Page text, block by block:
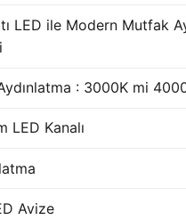
LED ile Modern Mutfak
Aydınlatma : 3000K mi
LED Kanalı
Avize